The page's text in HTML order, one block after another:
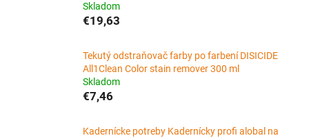
Skladom
€19,63
Tekutý odstraňovač farby po farbení DISICIDE
All1Clean Color stain remover 300 ml
Skladom
€7,46
Kadernícke potreby Kadernícky profi alobal na